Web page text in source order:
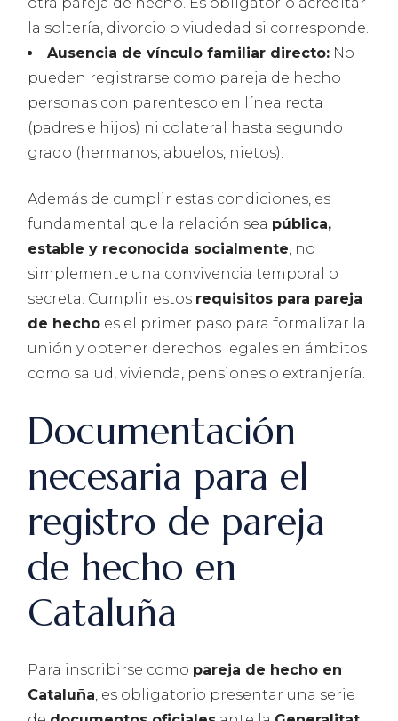
la soltería, divorcio o viudedad si corresponde.
Ausencia de vínculo familiar directo: No
pueden registrarse como pareja de hecho
personas con parentesco en línea recta
(padres e hijos) ni colateral hasta segundo
grado (hermanos, abuelos, nietos).
Además de cumplir estas condiciones, es
fundamental que la relación sea pública,
estable y reconocida socialmente, no
simplemente una convivencia temporal o
secreta. Cumplir estos requisitos para pareja
de hecho es el primer paso para formalizar la
unión y obtener derechos legales en ámbitos
como salud, vivienda, pensiones o extranjería.
Documentación
necesaria para el
registro de pareja
de hecho en
Cataluña
Para inscribirse como pareja de hecho en
Cataluña, es obligatorio presentar una serie